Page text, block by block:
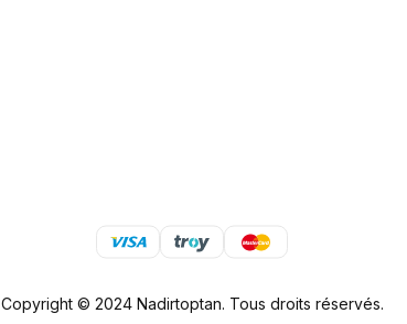
Copyright © 2024 Nadirtoptan. Tous droits réservés.